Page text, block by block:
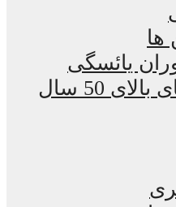
ها
یائسگی
50 سال